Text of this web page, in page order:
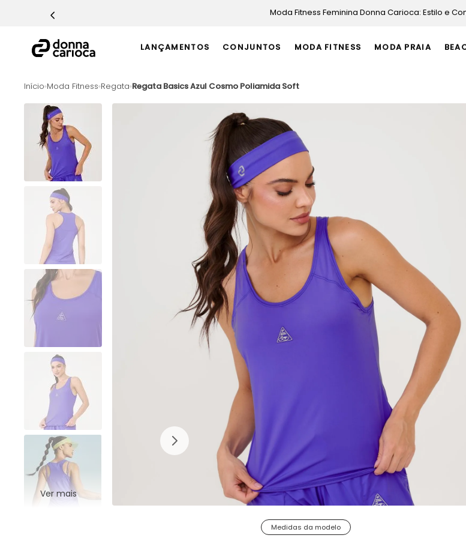
Moda Fitness Feminina Donna Carioca: Estilo e
LANÇAMENTOS CONJUNTOS MODA FITNESS MODA PRAIA
Moda Fitness Regata Regata Basics Azul Cosmo Poliamida Soft
Ver mais
Medidas da modelo
TERMOS MAIS BUSCADOS
Macacão
Casaco
Calça
Epic Vermelho
Conjunto
Macaquinho
Ultimate Rosa
Challenge Azul